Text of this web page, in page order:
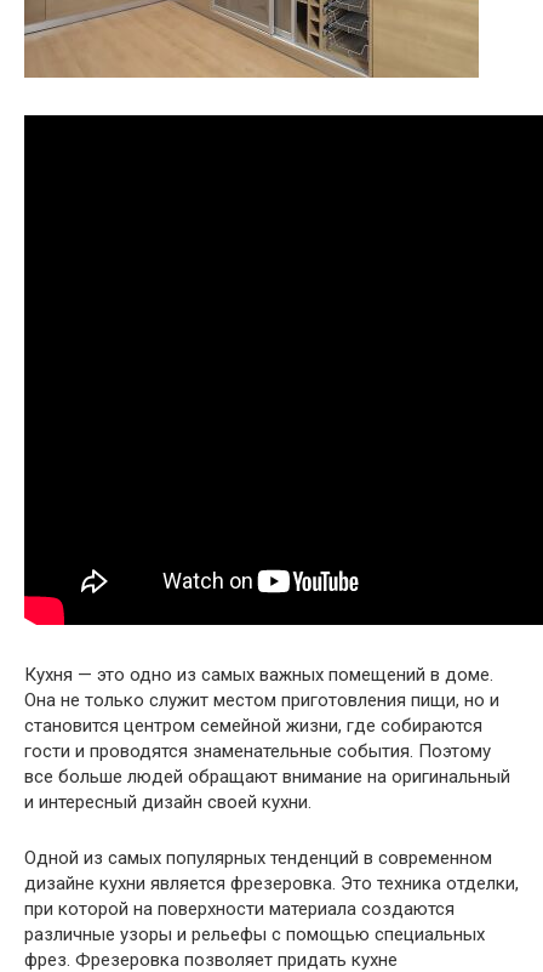
Кухня — это одно из самых важных помещений в доме.
Она не только служит местом приготовления пищи, но и
становится центром семейной жизни, где собираются
гости и проводятся знаменательные события. Поэтому
все больше людей обращают внимание на оригинальный
и интересный дизайн своей кухни.
Одной из самых популярных тенденций в современном
дизайне кухни является фрезеровка. Это техника отделки,
при которой на поверхности материала создаются
различные узоры и рельефы с помощью специальных
фрез. Фрезеровка позволяет придать кухне